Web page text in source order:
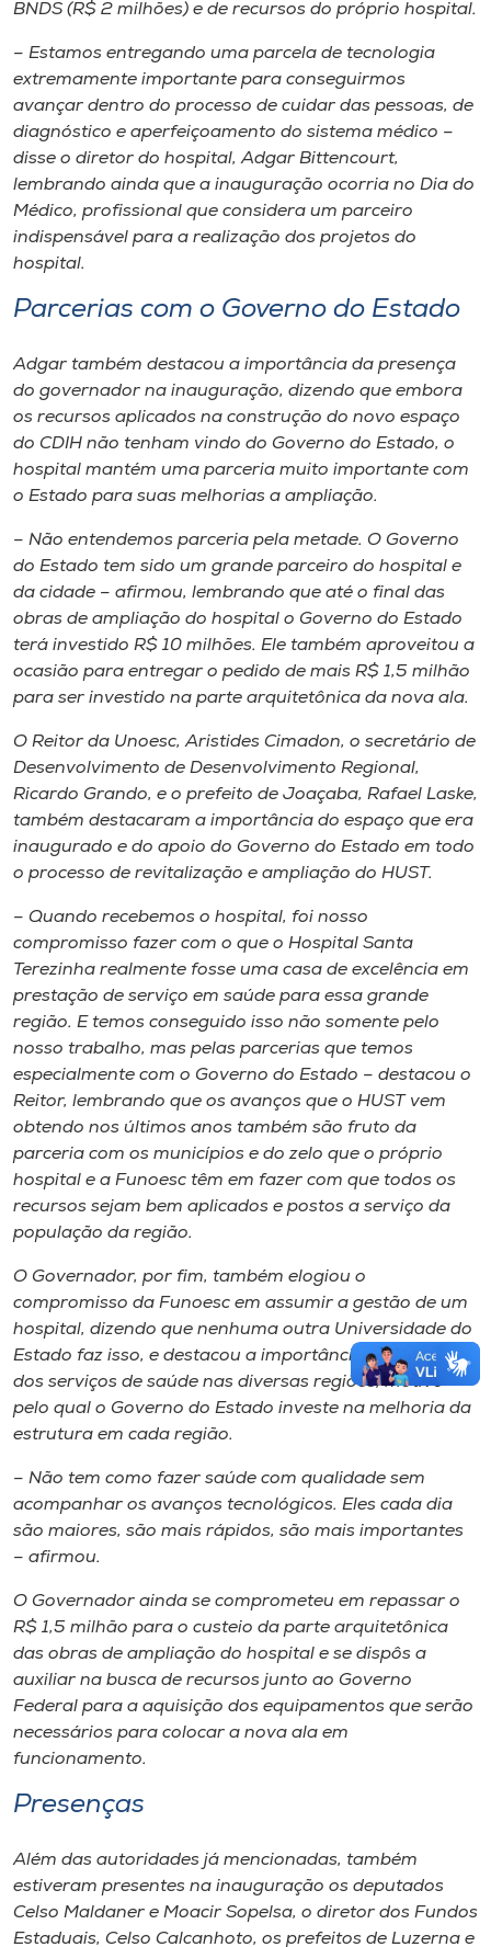
BNDS (R$ 2 milhões) e de recursos do próprio hospital.
– Estamos entregando uma parcela de tecnologia
extremamente importante para conseguirmos
avançar dentro do processo de cuidar das pessoas, de
diagnóstico e aperfeiçoamento do sistema médico –
disse o diretor do hospital, Adgar Bittencourt,
lembrando ainda que a inauguração ocorria no Dia do
Médico, profissional que considera um parceiro
indispensável para a realização dos projetos do
hospital.
Parcerias com o Governo do Estado
Adgar também destacou a importância da presença
do governador na inauguração, dizendo que embora
os recursos aplicados na construção do novo espaço
do CDIH não tenham vindo do Governo do Estado, o
hospital mantém uma parceria muito importante com
o Estado para suas melhorias a ampliação.
– Não entendemos parceria pela metade. O Governo
do Estado tem sido um grande parceiro do hospital e
da cidade – afirmou, lembrando que até o final das
obras de ampliação do hospital o Governo do Estado
terá investido R$ 10 milhões. Ele também aproveitou a
ocasião para entregar o pedido de mais R$ 1,5 milhão
para ser investido na parte arquitetônica da nova ala.
O Reitor da Unoesc, Aristides Cimadon, o secretário de
Desenvolvimento de Desenvolvimento Regional,
Ricardo Grando, e o prefeito de Joaçaba, Rafael Laske,
também destacaram a importância do espaço que era
inaugurado e do apoio do Governo do Estado em todo
o processo de revitalização e ampliação do HUST.
– Quando recebemos o hospital, foi nosso
compromisso fazer com o que o Hospital Santa
Terezinha realmente fosse uma casa de excelência em
prestação de serviço em saúde para essa grande
região. E temos conseguido isso não somente pelo
nosso trabalho, mas pelas parcerias que temos
especialmente com o Governo do Estado – destacou o
Reitor, lembrando que os avanços que o HUST vem
obtendo nos últimos anos também são fruto da
parceria com os municípios e do zelo que o próprio
hospital e a Funoesc têm em fazer com que todos os
recursos sejam bem aplicados e postos a serviço da
população da região.
O Governador, por fim, também elogiou o
compromisso da Funoesc em assumir a gestão de um
hospital, dizendo que nenhuma outra Universidade do
Estado faz isso, e destacou a importância da melhoria
dos serviços de saúde nas diversas regiões, motivo
pelo qual o Governo do Estado investe na melhoria da
estrutura em cada região.
– Não tem como fazer saúde com qualidade sem
acompanhar os avanços tecnológicos. Eles cada dia
são maiores, são mais rápidos, são mais importantes
– afirmou.
O Governador ainda se comprometeu em repassar o
R$ 1,5 milhão para o custeio da parte arquitetônica
das obras de ampliação do hospital e se dispôs a
auxiliar na busca de recursos junto ao Governo
Federal para a aquisição dos equipamentos que serão
necessários para colocar a nova ala em
funcionamento.
Presenças
Além das autoridades já mencionadas, também
estiveram presentes na inauguração os deputados
Celso Maldaner e Moacir Sopelsa, o diretor dos Fundos
Estaduais, Celso Calcanhoto, os prefeitos de Luzerna e